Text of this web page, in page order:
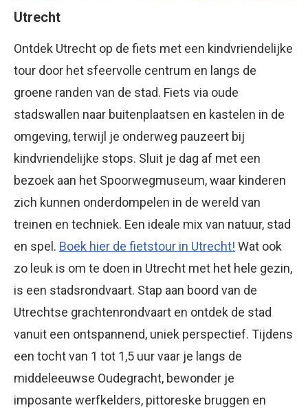
Utrecht
Ontdek Utrecht op de fiets met een kindvriendelijke
tour door het sfeervolle centrum en langs de
groene randen van de stad. Fiets via oude
stadswallen naar buitenplaatsen en kastelen in de
omgeving, terwijl je onderweg pauzeert bij
kindvriendelijke stops. Sluit je dag af met een
bezoek aan het Spoorwegmuseum, waar kinderen
zich kunnen onderdompelen in de wereld van
treinen en techniek. Een ideale mix van natuur, stad
en spel. Boek hier de fietstour in Utrecht! Wat ook
zo leuk is om te doen in Utrecht met het hele gezin,
is een stadsrondvaart. Stap aan boord van de
Utrechtse grachtenrondvaart en ontdek de stad
vanuit een ontspannend, uniek perspectief. Tijdens
een tocht van 1 tot 1,5 uur vaar je langs de
middeleeuwse Oudegracht, bewonder je
imposante werfkelders, pittoreske bruggen en